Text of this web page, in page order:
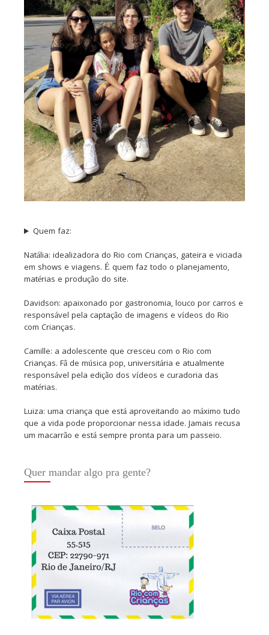
Quem faz:
Natália: idealizadora do Rio com Crianças, gateira e viciada
em shows e viagens. É quem faz todo o planejamento,
matérias e produção do site.
Davidson: apaixonado por gastronomia, louco por carros e
responsável pela captação de imagens e vídeos do Rio
com Crianças.
Camille: a adolescente que cresceu com o Rio com
Crianças. Fã de música pop, universitária e atualmente
responsável pela edição dos vídeos e curadoria das
matérias.
Luiza: uma criança que está aproveitando ao máximo tudo
que a vida pode proporcionar nessa idade. Jamais recusa
um macarrão e está sempre pronta para um passeio.
Quer mandar algo pra gente?